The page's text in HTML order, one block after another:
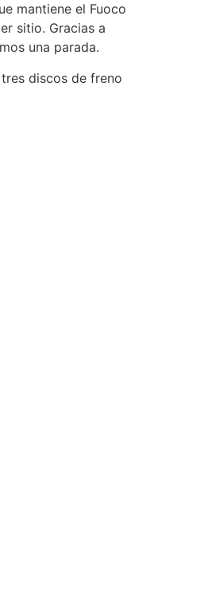
mantiene el Fuoco
sitio. Gracias a
una parada.
discos de freno